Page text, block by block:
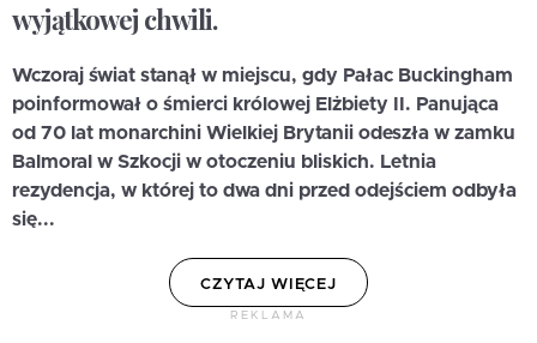
wyjątkowej chwili.
Wczoraj świat stanął w miejscu, gdy Pałac Buckingham
poinformował o śmierci królowej Elżbiety II. Panująca
od 70 lat monarchini Wielkiej Brytanii odeszła w zamku
Balmoral w Szkocji w otoczeniu bliskich. Letnia
rezydencja, w której to dwa dni przed odejściem odbyła
się...
CZYTAJ WIĘCEJ
REKLAMA